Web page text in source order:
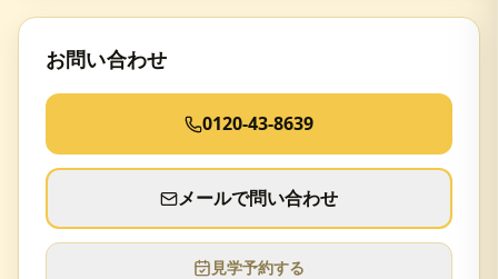
お問い合わせ
0120-43-8639
メールで問い合わせ
見学予約する